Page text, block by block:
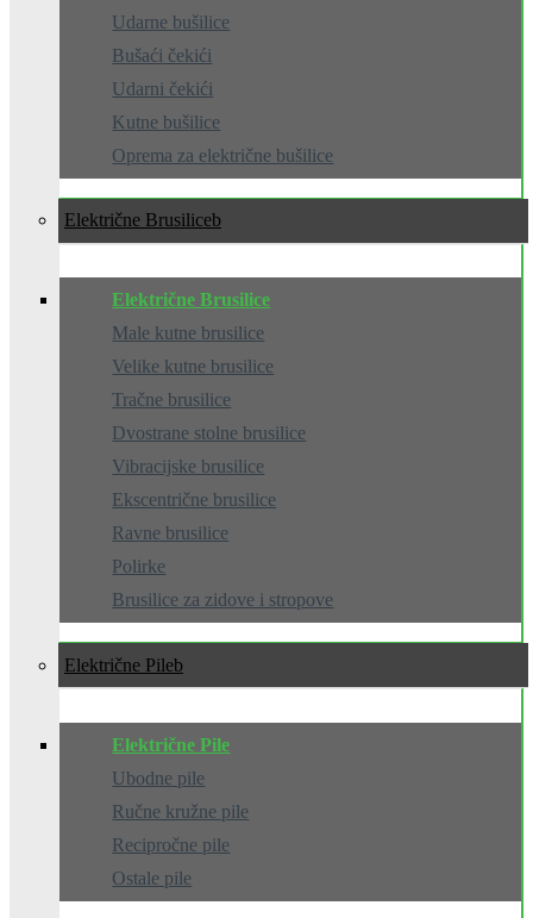
Udarne bušilice
Bušaći čekići
Udarni čekići
Kutne bušilice
Oprema za električne bušilice
Električne Brusilice
Električne Brusilice
Male kutne brusilice
Velike kutne brusilice
Tračne brusilice
Dvostrane stolne brusilice
Vibracijske brusilice
Ekscentrične brusilice
Ravne brusilice
Polirke
Brusilice za zidove i stropove
Električne Pile
Električne Pile
Ubodne pile
Ručne kružne pile
Recipročne pile
Ostale pile